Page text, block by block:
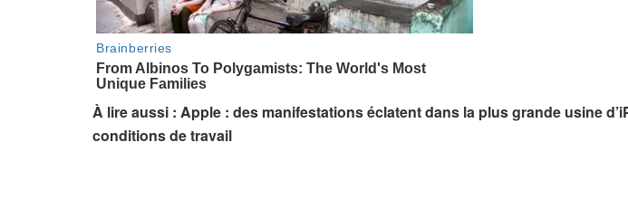
À lire aussi : Apple : des manifestations éclatent dans la plus grande usine
conditions de travail